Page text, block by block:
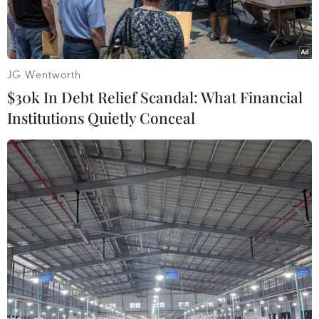
Khách du lịch tham quan phố mua sắm ở quận Asakusa ở
Tokyo, Nhật Bản. (Ảnh: Kyodo/TTXVN)
Lượng du khách nước ngoài đến Nhật Bản trong
tháng 1 tăng 79,5% so với cùng kỳ năm 2023,
JG Wentworth
$30k In Debt Relief Scandal: What Financial
Institutions Quietly Conceal